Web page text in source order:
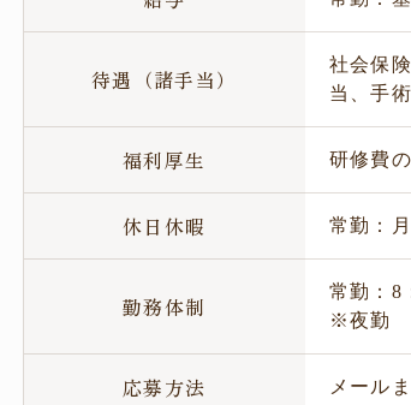
待遇（諸手当）
社会保
当、手
福利厚生 研修費
休日休暇 常勤：
勤務体制
常勤：8
※夜勤
応募方法 メール